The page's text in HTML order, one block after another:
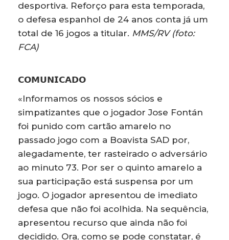
desportiva. Reforço para esta temporada,
o defesa espanhol de 24 anos conta já um
total de 16 jogos a titular. MMS/RV (foto:
FCA)
𝗖𝗢𝗠𝗨𝗡𝗜𝗖𝗔𝗗𝗢
«Informamos os nossos sócios e
simpatizantes que o jogador Jose Fontán
foi punido com cartão amarelo no
passado jogo com a Boavista SAD por,
alegadamente, ter rasteirado o adversário
ao minuto 73. Por ser o quinto amarelo a
sua participação está suspensa por um
jogo. O jogador apresentou de imediato
defesa que não foi acolhida. Na sequência,
apresentou recurso que ainda não foi
decidido. Ora, como se pode constatar, é